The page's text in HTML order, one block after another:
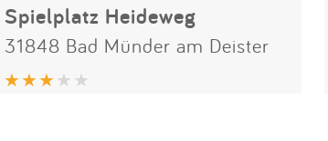
Spielplatz Heideweg
31848 Bad Münder am Deister